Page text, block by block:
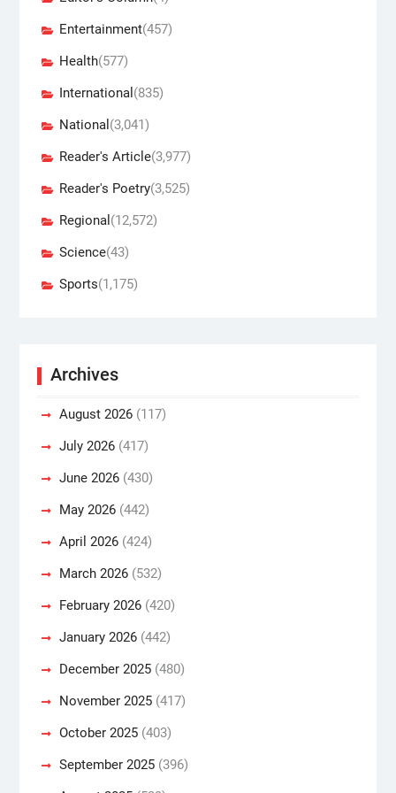
Entertainment(457)
Health(577)
International (835)
National (3,041)
Reader's Article(3,977)
Reader's Poetry(3,525)
Regional (12,572)
Science(43)
Sports(1,175)
Archives
August 2026(117)
July 2026(417)
June 2026(430)
May 2026(442)
April 2026(424)
March 2026(532)
February 2026(420)
January 2026(442)
December 2025(480)
November 2025(417)
October 2025(403)
September 2025(396)